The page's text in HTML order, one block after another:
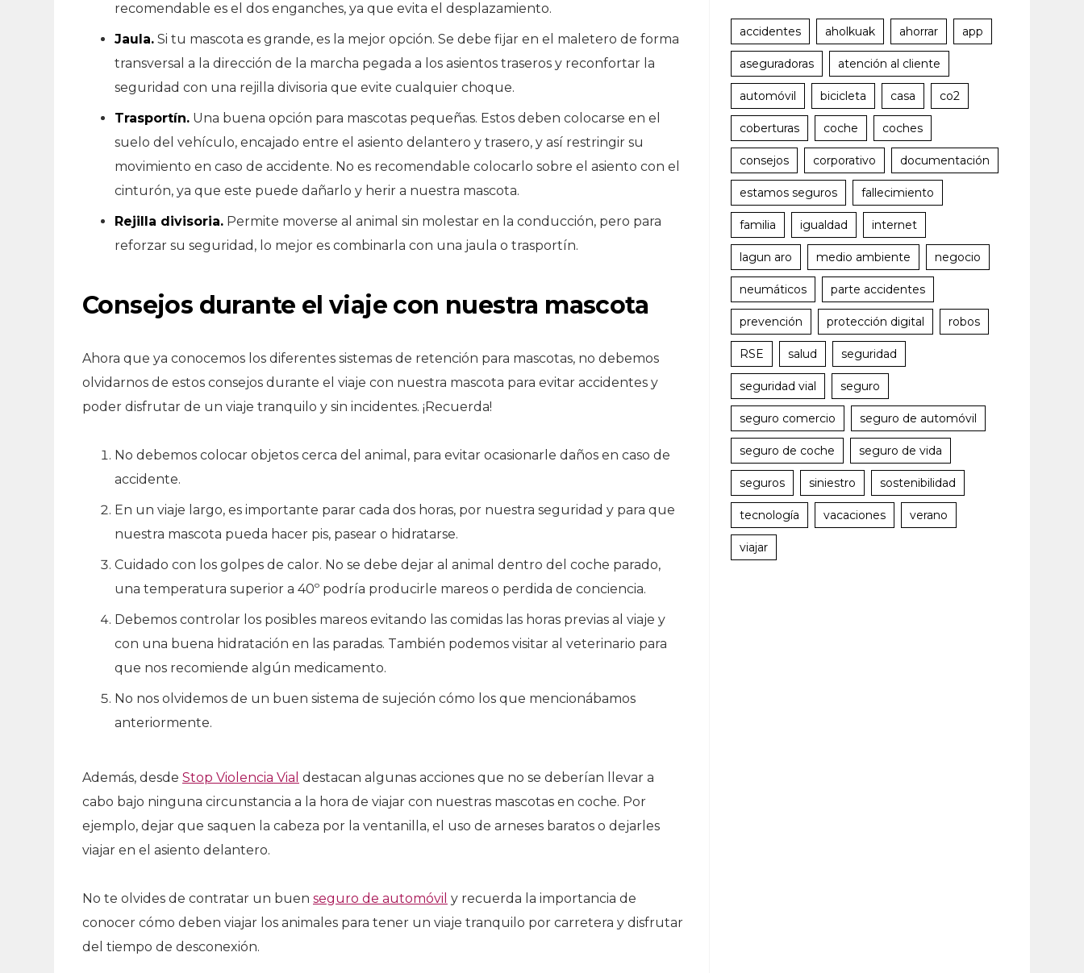
recomendable es el dos enganches, ya que evita el desplazamiento.
Jaula. Si tu mascota es grande, es la mejor opción. Se debe fijar en el maletero de forma
transversal a la dirección de la marcha pegada a los asientos traseros y reconfortar la
seguridad con una rejilla divisoria que evite cualquier choque.
Trasportín. Una buena opción para mascotas pequeñas. Estos deben colocarse en el
suelo del vehículo, encajado entre el asiento delantero y trasero, y así restringir su
movimiento en caso de accidente. No es recomendable colocarlo sobre el asiento con el
cinturón, ya que este puede dañarlo y herir a nuestra mascota.
Rejilla divisoria. Permite moverse al animal sin molestar en la conducción, pero para
reforzar su seguridad, lo mejor es combinarla con una jaula o trasportín.
Consejos durante el viaje con nuestra mascota
Ahora que ya conocemos los diferentes sistemas de retención para mascotas, no debemos
olvidarnos de estos consejos durante el viaje con nuestra mascota para evitar accidentes y
poder disfrutar de un viaje tranquilo y sin incidentes. ¡Recuerda!
No debemos colocar objetos cerca del animal, para evitar ocasionarle daños en caso de
accidente.
En un viaje largo, es importante parar cada dos horas, por nuestra seguridad y para que
nuestra mascota pueda hacer pis, pasear o hidratarse.
Cuidado con los golpes de calor. No se debe dejar al animal dentro del coche parado,
una temperatura superior a 40º podría producirle mareos o perdida de conciencia.
Debemos controlar los posibles mareos evitando las comidas las horas previas al viaje y
con una buena hidratación en las paradas. También podemos visitar al veterinario para
que nos recomiende algún medicamento.
No nos olvidemos de un buen sistema de sujeción cómo los que mencionábamos
anteriormente.
Además, desde Stop Violencia Vial destacan algunas acciones que no se deberían llevar a
cabo bajo ninguna circunstancia a la hora de viajar con nuestras mascotas en coche. Por
ejemplo, dejar que saquen la cabeza por la ventanilla, el uso de arneses baratos o dejarles
viajar en el asiento delantero.
No te olvides de contratar un buen seguro de automóvil y recuerda la importancia de
conocer cómo deben viajar los animales para tener un viaje tranquilo por carretera y disfrutar
del tiempo de desconexión.
accidentes aholkuak ahorrar app
aseguradoras atención al cliente
automóvil bicicleta casa co2
coberturas coche coches
consejos corporativo documentación
estamos seguros fallecimiento
familia igualdad internet
lagun aro medio ambiente negocio
neumáticos parte accidentes
prevención protección digital robos
RSE salud seguridad
seguridad vial seguro
seguro comercio seguro de automóvil
seguro de coche seguro de vida
seguros siniestro sostenibilidad
tecnología vacaciones verano
viajar